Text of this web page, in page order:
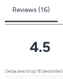
Reviews (16)
4.5
Gebaseerd op 16